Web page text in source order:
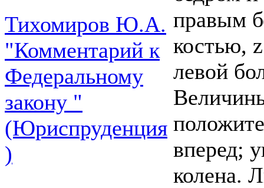
Тихомиров Ю.А.
"Комментарий к
Федеральному
закону "
(Юриспруденция
)
правым
костью,
левой
вперед;
колена.